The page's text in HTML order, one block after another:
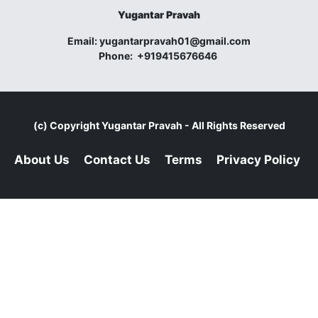
Yugantar Pravah
Email:yugantarpravah01@gmail.com
Phone: +919415676646
(c) CopyrightYugantar Pravah - All Rights Reserved
About Us Contact Us Terms Privacy Policy